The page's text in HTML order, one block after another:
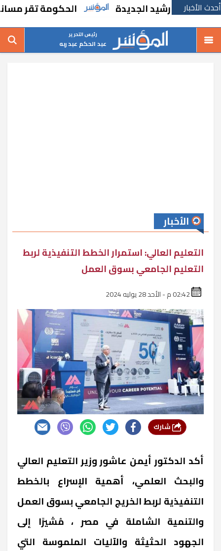
أحدث الأخبار
في رشيد الجديدة الحكومة تقر مسانده
رئيس التحرير
عبد الحكم عبد ربه
الأخبار
التعليم العالي: استمرار الخطط التنفيذية لربط
التعليم الجامعي بسوق العمل
أكد الدكتور أيمن عاشور وزير التعليم العالي
والبحث العلمي، أهمية الإسراع بالخطط
التنفيذية لربط الخريج الجامعي بسوق العمل
والتنمية الشاملة في مصر ، مُشيرًا إلى
الجهود الحثيثة والآليات الملموسة التي